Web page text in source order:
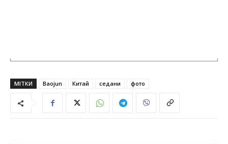
МІТКИ Baojun Китай седани фото